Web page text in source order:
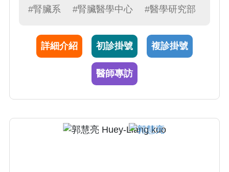
險評估。郭醫師亦為本院大數據中心主任，結
期能有效增進腎病病友照護品質。
#腎臟系 #腎臟醫學中心 #醫學研究部
詳細介紹 初診掛號 複診掛號
醫師專訪